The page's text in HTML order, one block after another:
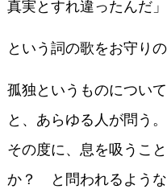
真実とすれ違ったんだ」
という詞の歌をお守り
孤独というものについ
と、あらゆる人が問う。
その度に、息を吸うこ
か？ と問われるよう